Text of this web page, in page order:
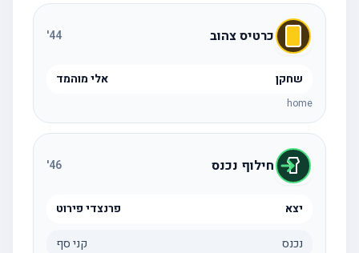
כרטיס צהוב 44
'
שחקן אלי מוהמד
home
חילוף נכנס 46
'
יצא פרנצדי פירוט
נכנס קני סף